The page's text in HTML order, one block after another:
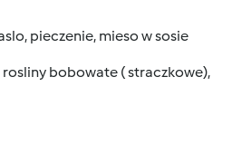
pieczenie, mieso w sosie
rosliny bobowate ( straczkowe),